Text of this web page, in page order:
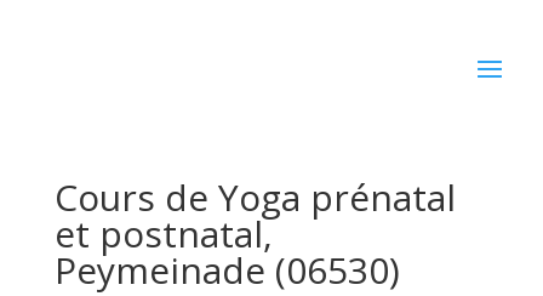
Cours de Yoga prénatal
et postnatal,
Peymeinade (06530)